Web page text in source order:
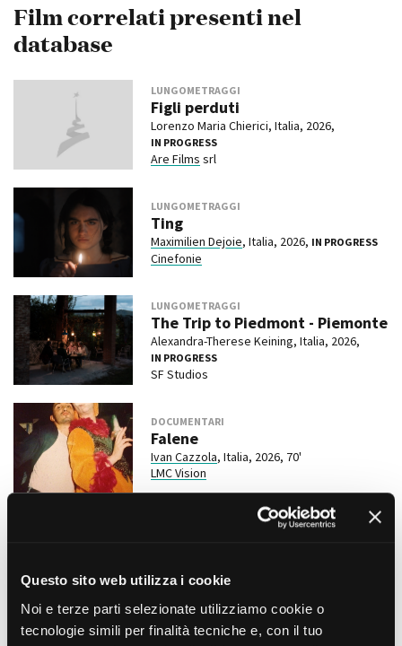
Questo sito web utilizza i cookie
Noi e terze parti selezionate utilizziamo cookie o
tecnologie simili per finalità tecniche e, con il tuo
Film correlati presenti nel
database
LUNGOMETRAGGI
Figli perduti
Lorenzo Maria Chierici, Italia, 2026,
IN PROGRESS
Are Films srl
LUNGOMETRAGGI
Ting
Maximilien Dejoie, Italia, 2026, IN PROGRESS
Cinefonie
LUNGOMETRAGGI
The Trip to Piedmont - Piemonte
Alexandra-Therese Keining, Italia, 2026,
IN PROGRESS
SF Studios
DOCUMENTARI
Falene
Ivan Cazzola, Italia, 2026, 70'
LMC Vision
GoGoGo Films (FR),
DOCUMENTARI